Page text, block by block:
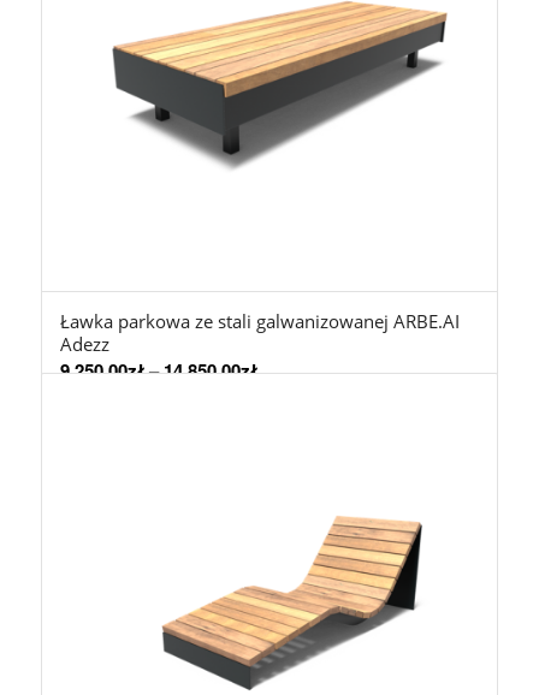
Ławka parkowa ze stali galwanizowanej ARBE.AI
Adezz
9.250,00zł–14.850,00zł